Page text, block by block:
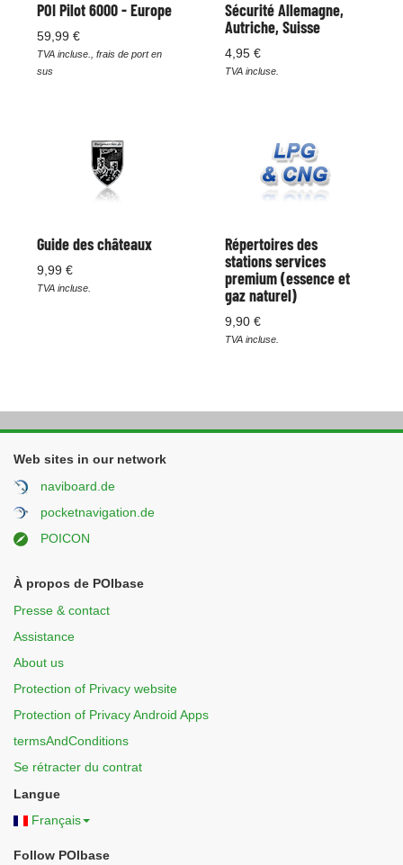
POI Pilot 6000 - Europe
59,99 €
TVA incluse., frais de port en
sus
Sécurité Allemagne,
Autriche, Suisse
4,95 €
TVA incluse.
Guide des châteaux
9,99 €
TVA incluse.
Répertoires des
stations services
premium (essence et
gaz naturel)
9,90 €
TVA incluse.
Web sites in our network
naviboard.de
pocketnavigation.de
POICON
À propos de POIbase
Presse & contact
Assistance
About us
Protection of Privacy website
Protection of Privacy Android Apps
termsAndConditions
Se rétracter du contrat
Langue
Français
Follow POIbase